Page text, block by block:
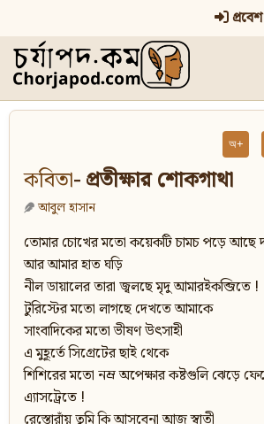
প্রবেশ
অ+
কবিতা- প্রতীক্ষার শোকগাথা
আবুল হাসান
তোমার চোখের মতো কয়েকটি চামচ পড়ে আছে
আর আমার হাত ঘড়ি
নীল ডায়ালের তারা জ্বলছে মৃদু আমারইকব্জিতে !
টুরিস্টের মতো লাগছে দেখতে আমাকে
সাংবাদিকের মতো ভীষণ উৎসাহী
এ মুহূর্তে সিগ্রেটের ছাই থেকে
শিশিরের মতো নম্র অপেক্ষার কষ্টগুলি ঝেড়ে
এ্যাসট্রেতে !